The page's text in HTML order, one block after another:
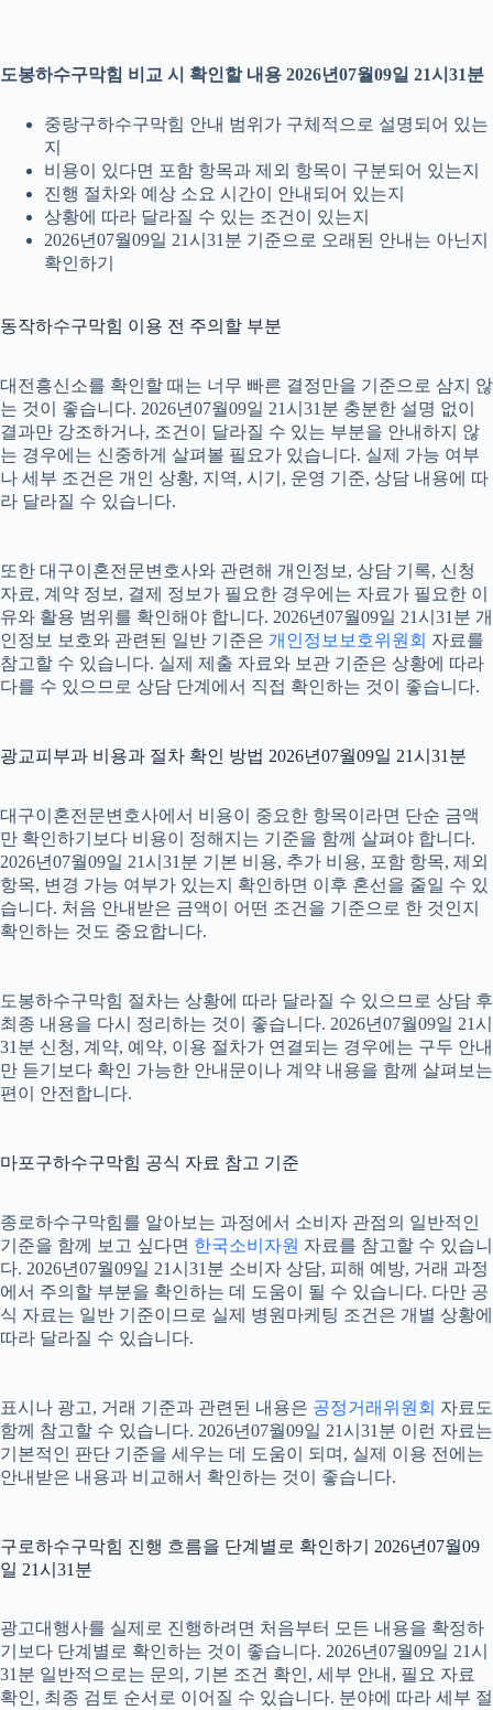
도봉하수구막힘 비교 시 확인할 내용 2026년07월09일 21시31분
중랑구하수구막힘 안내 범위가 구체적으로 설명되어 있는
지
비용이 있다면 포함 항목과 제외 항목이 구분되어 있는지
진행 절차와 예상 소요 시간이 안내되어 있는지
상황에 따라 달라질 수 있는 조건이 있는지
2026년07월09일 21시31분 기준으로 오래된 안내는 아닌지
확인하기
동작하수구막힘 이용 전 주의할 부분
대전흥신소를 확인할 때는 너무 빠른 결정만을 기준으로 삼지 않
는 것이 좋습니다. 2026년07월09일 21시31분 충분한 설명 없이
결과만 강조하거나, 조건이 달라질 수 있는 부분을 안내하지 않
는 경우에는 신중하게 살펴볼 필요가 있습니다. 실제 가능 여부
나 세부 조건은 개인 상황, 지역, 시기, 운영 기준, 상담 내용에 따
라 달라질 수 있습니다.
또한 대구이혼전문변호사와 관련해 개인정보, 상담 기록, 신청
자료, 계약 정보, 결제 정보가 필요한 경우에는 자료가 필요한 이
유와 활용 범위를 확인해야 합니다. 2026년07월09일 21시31분 개
인정보 보호와 관련된 일반 기준은 개인정보보호위원회 자료를
참고할 수 있습니다. 실제 제출 자료와 보관 기준은 상황에 따라
다를 수 있으므로 상담 단계에서 직접 확인하는 것이 좋습니다.
광교피부과 비용과 절차 확인 방법 2026년07월09일 21시31분
대구이혼전문변호사에서 비용이 중요한 항목이라면 단순 금액
만 확인하기보다 비용이 정해지는 기준을 함께 살펴야 합니다.
2026년07월09일 21시31분 기본 비용, 추가 비용, 포함 항목, 제외
항목, 변경 가능 여부가 있는지 확인하면 이후 혼선을 줄일 수 있
습니다. 처음 안내받은 금액이 어떤 조건을 기준으로 한 것인지
확인하는 것도 중요합니다.
도봉하수구막힘 절차는 상황에 따라 달라질 수 있으므로 상담 후
최종 내용을 다시 정리하는 것이 좋습니다. 2026년07월09일 21시
31분 신청, 계약, 예약, 이용 절차가 연결되는 경우에는 구두 안내
만 듣기보다 확인 가능한 안내문이나 계약 내용을 함께 살펴보는
편이 안전합니다.
마포구하수구막힘 공식 자료 참고 기준
종로하수구막힘를 알아보는 과정에서 소비자 관점의 일반적인
기준을 함께 보고 싶다면 한국소비자원 자료를 참고할 수 있습니
다. 2026년07월09일 21시31분 소비자 상담, 피해 예방, 거래 과정
에서 주의할 부분을 확인하는 데 도움이 될 수 있습니다. 다만 공
식 자료는 일반 기준이므로 실제 병원마케팅 조건은 개별 상황에
따라 달라질 수 있습니다.
표시나 광고, 거래 기준과 관련된 내용은 공정거래위원회 자료도
함께 참고할 수 있습니다. 2026년07월09일 21시31분 이런 자료는
기본적인 판단 기준을 세우는 데 도움이 되며, 실제 이용 전에는
안내받은 내용과 비교해서 확인하는 것이 좋습니다.
구로하수구막힘 진행 흐름을 단계별로 확인하기 2026년07월09
일 21시31분
광고대행사를 실제로 진행하려면 처음부터 모든 내용을 확정하
기보다 단계별로 확인하는 것이 좋습니다. 2026년07월09일 21시
31분 일반적으로는 문의, 기본 조건 확인, 세부 안내, 필요 자료
확인, 최종 검토 순서로 이어질 수 있습니다. 분야에 따라 세부 절